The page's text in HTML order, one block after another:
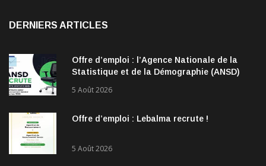
DERNIERS ARTICLES
Offre d’emploi : l’Agence Nationale de la
Statistique et de la Démographie (ANSD)
5 Août 2026
Offre d’emploi : Lebalma recrute !
5 Août 2026